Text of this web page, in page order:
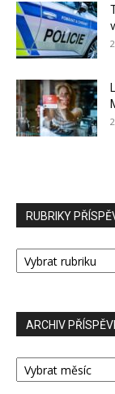
RUBRIKY
RUBRIKY
PŘÍSPĚVKŮ
ARCHIV
ARCHIV
PŘÍSPĚVKŮ